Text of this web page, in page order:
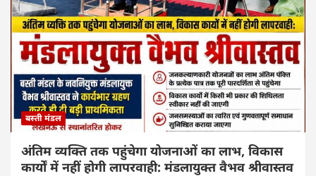
बस्ती मंडल
अंतिम व्यक्ति तक पहुंचेगा योजनाओं का लाभ, विकास
कार्यों में नहीं होगी लापरवाही: मंडलायुक्त वैभव श्रीवास्तव